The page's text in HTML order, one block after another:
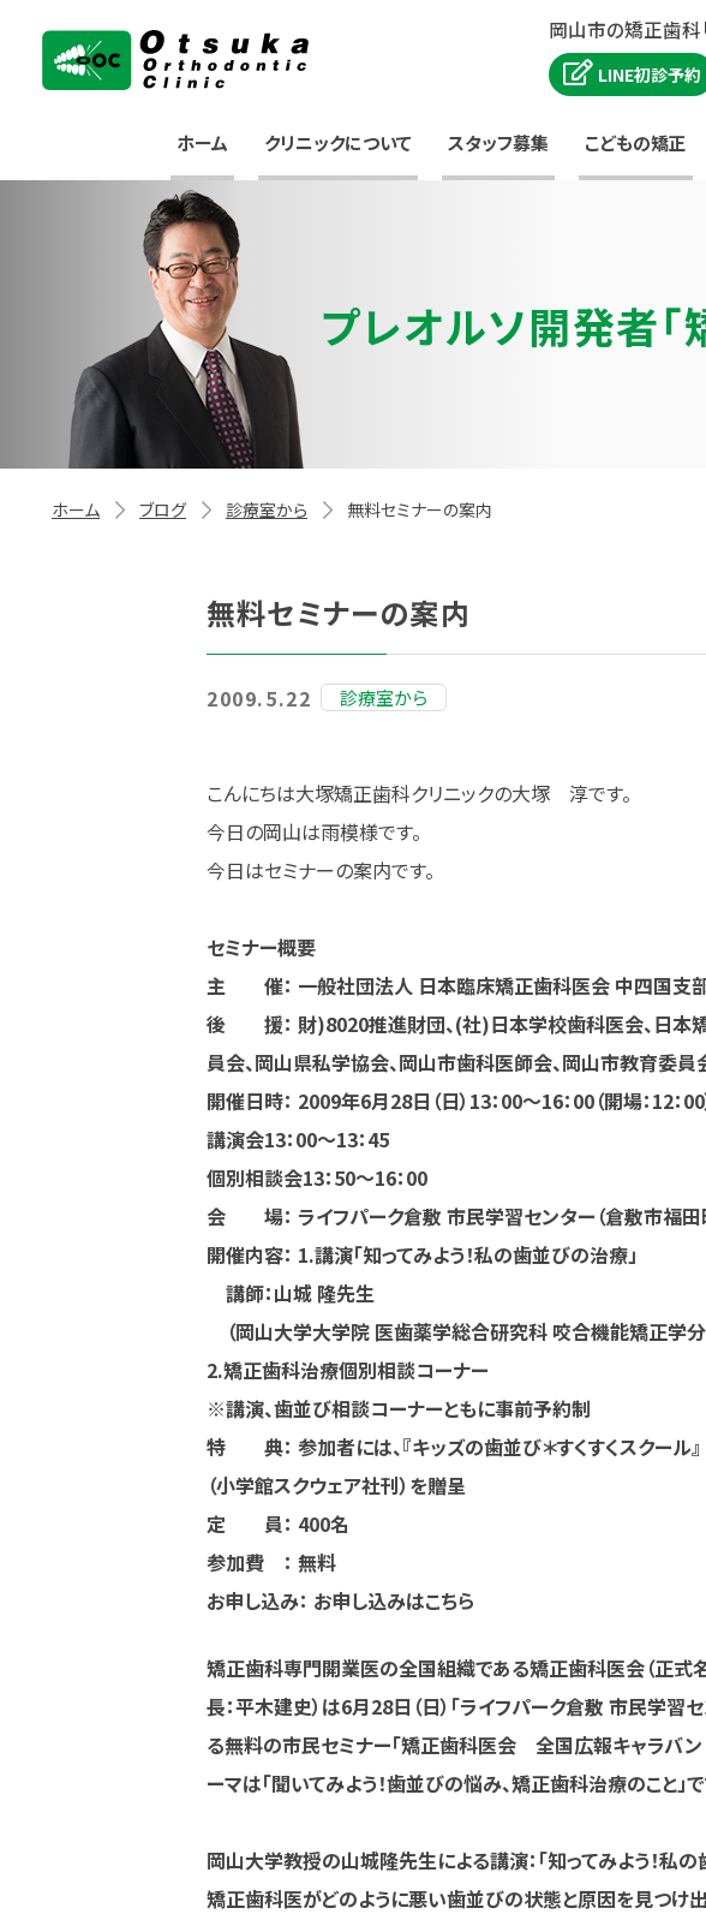
岡山市の矯正歯科
LINE初診予約
ホーム クリニックについて スタッフ募集 こどもの矯正
プレオルソ開発者
ホーム ブログ 診療室から 無料セミナーの案内
無料セミナーの案内
2009.5.22 診療室から
こんにちは大塚矯正歯科クリニックの大塚 淳です。
今日の岡山は雨模様です。
今日はセミナーの案内です。
セミナー概要
主 催： 一般社団法人 日本臨床矯正歯科医会 中四国支
後 援： 財)8020推進財団、(社)日本学校歯科医会、日本
員会、岡山県私学協会、岡山市歯科医師会、岡山市教育委
開催日時： 2009年6月28日（日）13：00〜16：00（開場：12：00
講演会13：00〜13：45
個別相談会13：50〜16：00
会 場： ライフパーク倉敷 市民学習センター（倉敷市福田
開催内容： 1.講演「知ってみよう！私の歯並びの治療」
講師：山城 隆先生
（岡山大学大学院 医歯薬学総合研究科 咬合機能矯正学分
2.矯正歯科治療個別相談コーナー
※講演、歯並び相談コーナーともに事前予約制
特 典： 参加者には、『キッズの歯並び＊すくすくスクール』
（小学館スクウェア社刊）を贈呈
定 員： 400名
参加費 ： 無料
お申し込み： お申し込みはこちら
矯正歯科専門開業医の全国組織である矯正歯科医会（正式
長：平木建史）は6月28日（日）「ライフパーク倉敷 市民学習
る無料の市民セミナー「矯正歯科医会 全国広報キャラバン
ーマは「聞いてみよう！歯並びの悩み、矯正歯科治療のこと」で
岡山大学教授の山城隆先生による講演：「知ってみよう！私の
矯正歯科医がどのように悪い歯並びの状態と原因を見つけ